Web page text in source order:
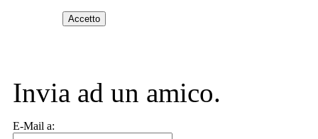
Accetto
Invia ad un amico.
E-Mail a: